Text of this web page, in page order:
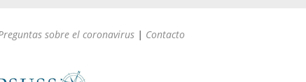
sobre el coronavirus | Contacto